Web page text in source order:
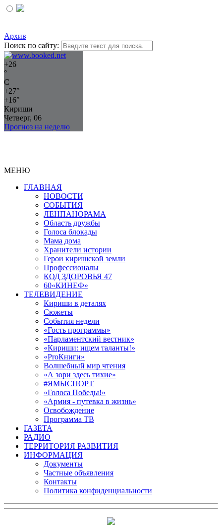
Архив
Поиск по сайту:
+26
°
C
+27°
+16°
Кириши
Четверг, 06
Прогноз на неделю
МЕНЮ
ГЛАВНАЯ
НОВОСТИ
СОБЫТИЯ
ЛЕНПАНОРАМА
Область дружбы
Голоса блокады
Мама дома
Хранители истории
Герои киришской земли
Профессионалы
КОД ЗДОРОВЬЯ 47
60«КИНЕФ»
ТЕЛЕВИДЕНИЕ
Кириши в деталях
Сюжеты
События недели
«Гость программы»
«Парламентский вестник»
«Кириши: ищем таланты!»
«ProКниги»
Волшебный мир чтения
«А зори здесь тихие»
#ЯМЫСПОРТ
«Голоса Победы!»
«Армия - путевка в жизнь»
Освобождение
Программа ТВ
ГАЗЕТА
РАДИО
ТЕРРИТОРИЯ РАЗВИТИЯ
ИНФОРМАЦИЯ
Документы
Частные объявления
Контакты
Политика конфиденциальности